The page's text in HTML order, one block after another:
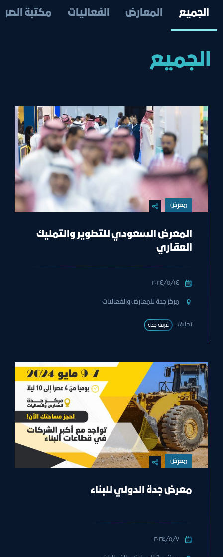
الجميع المعارض الفعاليات مكتبة
الجميع
معرض
المعرض السعودي للتطوير والتمليك
العقاري
١٤‏/٥‏/٢٠٢٤
مركز جدة للمعارض والفعاليات
تصنيف: غرفة جدة
معرض
معرض جدة الدولي للبناء
٧‏/٥‏/٢٠٢٤